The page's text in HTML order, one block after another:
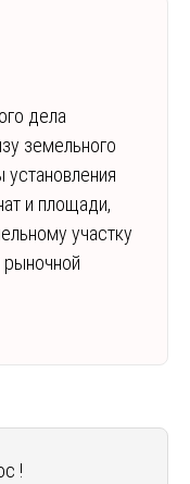
дела
земельного
установления
и площади,
участку
!